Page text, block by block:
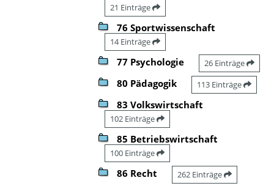
21 Einträge
76 Sportwissenschaft
14 Einträge
77 Psychologie 26 Einträge
80 Pädagogik 113 Einträge
83 Volkswirtschaft
102 Einträge
85 Betriebswirtschaft
100 Einträge
86 Recht 262 Einträge